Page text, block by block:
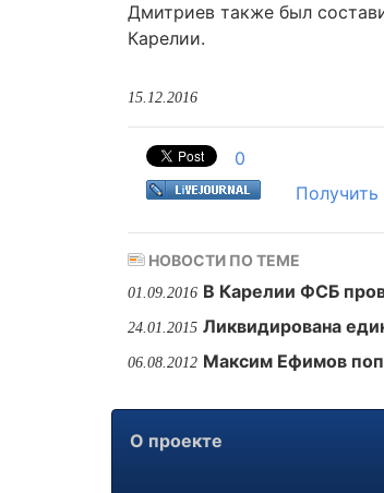
Дмитриев также был
Карелии.
15.12.2016
0
Получить
НОВОСТИ ПО ТЕМЕ
01.09.2016 В Карелии ФСБ
24.01.2015 Ликвидирована
06.08.2012 Максим Ефимов
О проекте